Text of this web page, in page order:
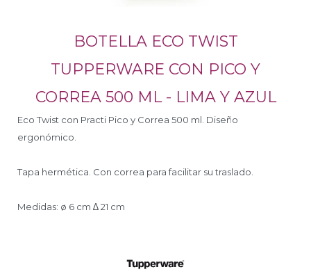
BOTELLA ECO TWIST
TUPPERWARE CON PICO Y
CORREA 500 ML - LIMA Y AZUL
Eco Twist con Practi Pico y Correa 500 ml. Diseño
ergonómico.
Tapa hermética. Con correa para facilitar su traslado.
Medidas: ø 6 cm ∆ 21 cm